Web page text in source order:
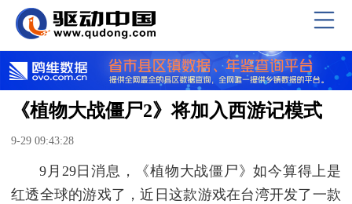
《植物大战僵尸2》将加入西游记模式
9-29 09:43:28
9月29日消息，《植物大战僵尸》如今算得上是
红透全球的游戏了，近日这款游戏在台湾开发了一款